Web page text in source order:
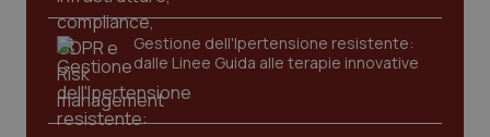
Gestione dell'Ipertensione resistente:
dalle Linee Guida alle terapie innovative